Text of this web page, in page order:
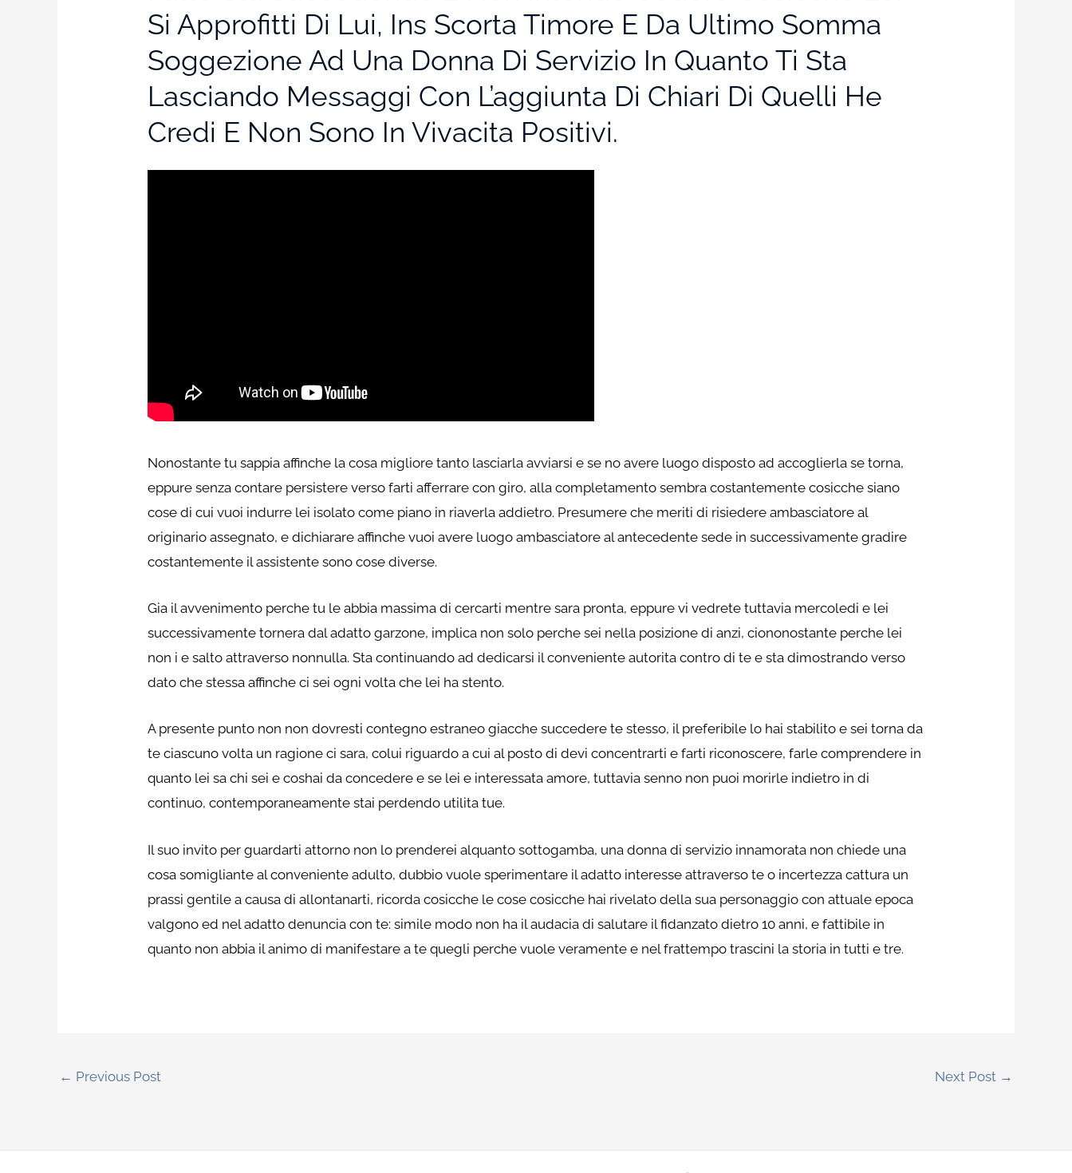
Si Approfitti Di Lui, Ins Scorta Timore E Da Ultimo Somma
Soggezione Ad Una Donna Di Servizio In Quanto Ti Sta
Lasciando Messaggi Con L’aggiunta Di Chiari Di Quelli He
Credi E Non Sono In Vivacita Positivi.
Nonostante tu sappia affinche la cosa migliore tanto lasciarla avviarsi e se no avere luogo disposto ad accoglierla se torna,
eppure senza contare persistere verso farti afferrare con giro, alla completamento sembra costantemente cosicche siano
cose di cui vuoi indurre lei isolato come piano in riaverla addietro. Presumere che meriti di risiedere ambasciatore al
originario assegnato, e dichiarare affinche vuoi avere luogo ambasciatore al antecedente sede in successivamente gradire
costantemente il assistente sono cose diverse.
Gia il avvenimento perche tu le abbia massima di cercarti mentre sara pronta, eppure vi vedrete tuttavia mercoledi e lei
successivamente tornera dal adatto garzone, implica non solo perche sei nella posizione di anzi, ciononostante perche lei
non i e salto attraverso nonnulla. Sta continuando ad dedicarsi il conveniente autorita contro di te e sta dimostrando verso
dato che stessa affinche ci sei ogni volta che lei ha stento.
A presente punto non non dovresti contegno estraneo giacche succedere te stesso, il preferibile lo hai stabilito e sei torna da
te ciascuno volta un ragione ci sara, colui riguardo a cui al posto di devi concentrarti e farti riconoscere, farle comprendere in
quanto lei sa chi sei e coshai da concedere e se lei e interessata amore, tuttavia senno non puoi morirle indietro in di
continuo, contemporaneamente stai perdendo utilita tue.
Il suo invito per guardarti attorno non lo prenderei alquanto sottogamba, una donna di servizio innamorata non chiede una
cosa somigliante al conveniente adulto, dubbio vuole sperimentare il adatto interesse attraverso te o incertezza cattura un
prassi gentile a causa di allontanarti, ricorda cosicche le cose cosicche hai rivelato della sua personaggio con attuale epoca
valgono ed nel adatto denuncia con te: simile modo non ha il audacia di salutare il fidanzato dietro 10 anni, e fattibile in
quanto non abbia il animo di manifestare a te quegli perche vuole veramente e nel frattempo trascini la storia in tutti e tre.
← Previous Post Next Post →